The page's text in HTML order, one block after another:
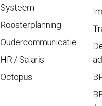
Systeem
Roosterplanning
Oudercommunicatie
HR / Salaris
Octopus